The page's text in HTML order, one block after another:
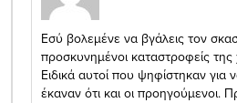
Εσύ βολεμένε να βγάλεις τον
προσκυνημένοι καταστροφείς της
Ειδικά αυτοί που ψηφίστηκαν για
έκαναν ότι και οι προηγούμενοι.